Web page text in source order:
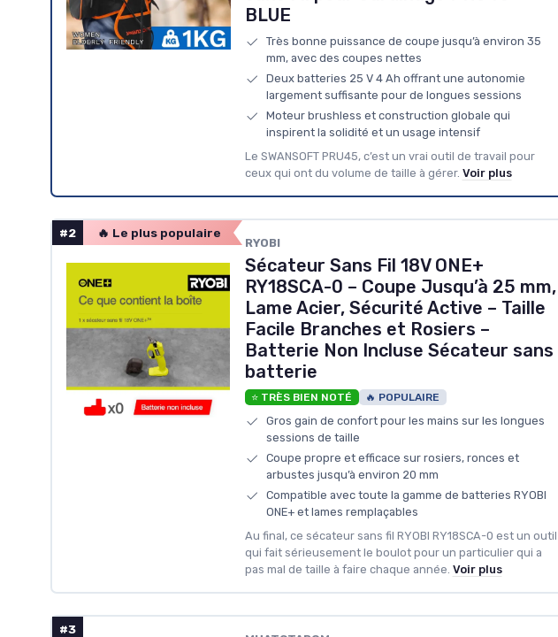
BLUE
Très bonne puissance de coupe jusqu’à environ 35
mm, avec des coupes nettes
Deux batteries 25 V 4 Ah offrant une autonomie
largement suffisante pour de longues sessions
Moteur brushless et construction globale qui
inspirent la solidité et un usage intensif
Le SWANSOFT PRU45, c’est un vrai outil de travail pour
ceux qui ont du volume de taille à gérer. Voir plus
#2 🔥 Le plus populaire
RYOBI
Sécateur Sans Fil 18V ONE+
RY18SCA-0 – Coupe Jusqu’à 25 mm,
Lame Acier, Sécurité Active – Taille
Facile Branches et Rosiers –
Batterie Non Incluse Sécateur sans
batterie
⭐ TRÈS BIEN NOTÉ 🔥 POPULAIRE
Gros gain de confort pour les mains sur les longues
sessions de taille
Coupe propre et efficace sur rosiers, ronces et
arbustes jusqu’à environ 20 mm
Compatible avec toute la gamme de batteries RYOBI
ONE+ et lames remplaçables
Au final, ce sécateur sans fil RYOBI RY18SCA-0 est un outil
qui fait sérieusement le boulot pour un particulier qui a
pas mal de taille à faire chaque année. Voir plus
#3